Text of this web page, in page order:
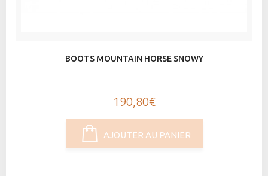
BOOTS MOUNTAIN HORSE SNOWY
190,80€
AJOUTER AU PANIER